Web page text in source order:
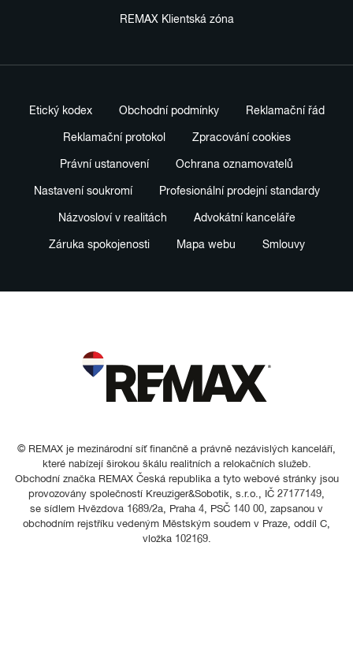
REMAX Klientská zóna
Etický kodex Obchodní podmínky Reklamační řád
Reklamační protokol Zpracování cookies
Právní ustanovení Ochrana oznamovatelů
Nastavení soukromí Profesionální prodejní standardy
Názvosloví v realitách Advokátní kanceláře
Záruka spokojenosti Mapa webu Smlouvy
© REMAX je mezinárodní síť finančně a právně nezávislých kanceláří,
které nabízejí širokou škálu realitních a relokačních služeb.
Obchodní značka REMAX Česká republika a tyto webové stránky jsou
provozovány společností Kreuziger&Sobotik, s.r.o., IČ 27177149,
se sídlem Hvězdova 1689/2a, Praha 4, PSČ 140 00, zapsanou v
obchodním rejstříku vedeným Městským soudem v Praze, oddíl C,
vložka 102169.